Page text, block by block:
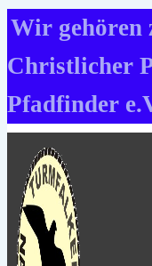
Zum
springen
Wir gehören
Christlicher
Pfadfinder